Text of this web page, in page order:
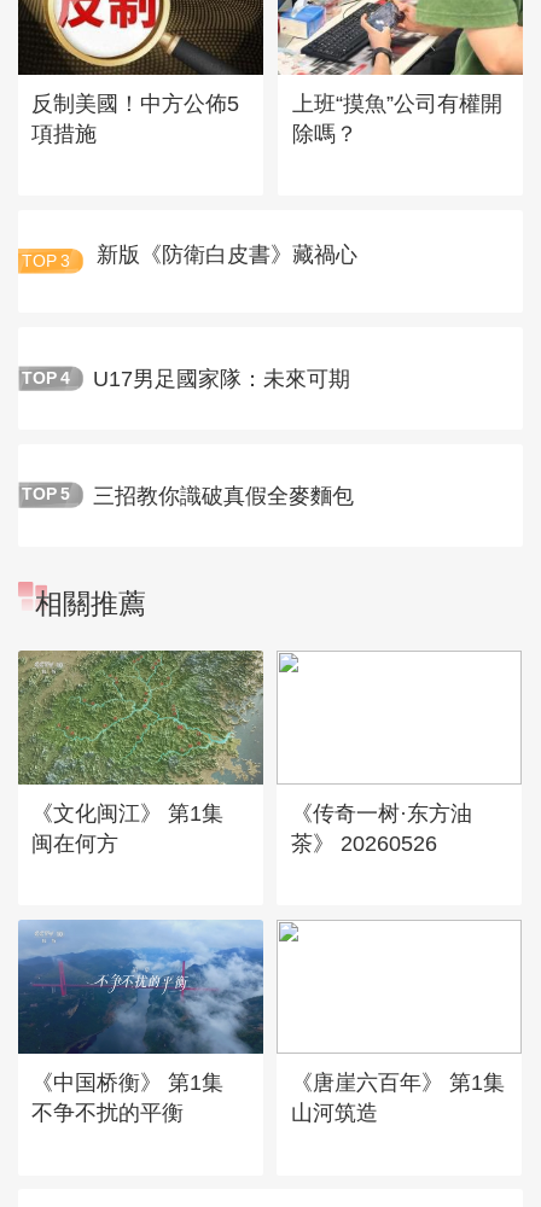
反制美國！中方公佈5
項措施
上班“摸魚”公司有權開
除嗎？
TOP 3 新版《防衛白皮書》藏禍心
TOP 4 U17男足國家隊：未來可期
TOP 5 三招教你識破真假全麥麵包
相關推薦
《文化闽江》 第1集
闽在何方
《传奇一树·东方油
茶》 20260526
《中国桥衡》 第1集
不争不扰的平衡
《唐崖六百年》 第1集
山河筑造